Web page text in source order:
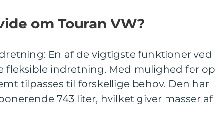
om Touran VW?
En af de vigtigste funktioner ved
fleksible indretning. Med mulighed for op
tilpasses til forskellige behov. Den har
743 liter, hvilket giver masser af